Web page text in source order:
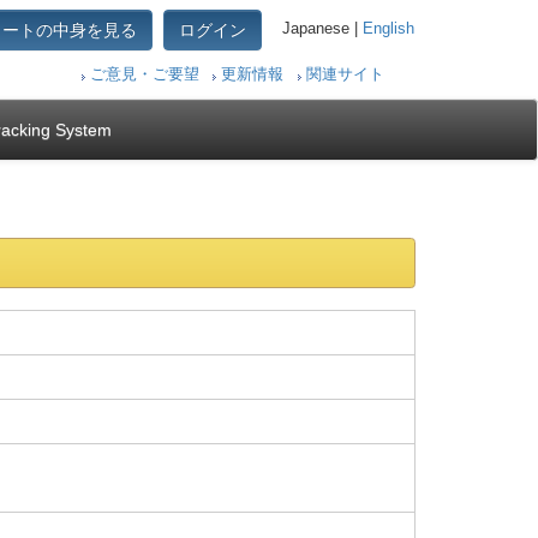
トの中身を見る ログイン Japanese | English
ご意見・ご要望 更新情報 関連サイト
System